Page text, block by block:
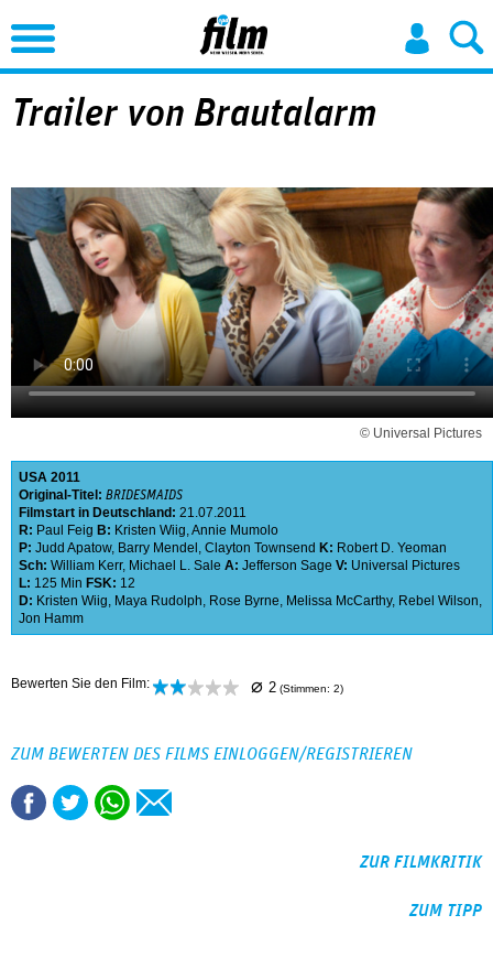
Jump to Navigation
Trailer von Brautalarm
© Universal Pictures
USA 2011
Original-Titel: BRIDESMAIDS
Filmstart in Deutschland: 21.07.2011
R: Paul Feig B: Kristen Wiig,Annie Mumolo
P: Judd Apatow, Barry Mendel , Clayton Townsend K: Robert D. Yeoman
Sch: William Kerr, Michael L. Sale A: Jefferson Sage V: Universal Pictures
L: 125 Min FSK: 12
D: Kristen Wiig, Maya Rudolph, Rose Byrne, Melissa McCarthy, Rebel Wilson,
Jon Hamm
Bewerten Sie den Film: ⌀ 2 (Stimmen: 2)
ZUM BEWERTEN DES FILMS EINLOGGEN/REGISTRIEREN
ZUR FILMKRITIK
ZUM TIPP